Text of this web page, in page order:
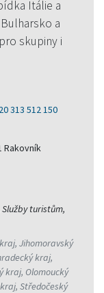
Itálie a
a
skupiny i
313 512 150
Rakovník
turistům,
Jihomoravský
kraj,
kraj, Olomoucký
Středočeský